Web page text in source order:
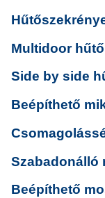
Multidoor
Side by side
Beépíthető
Szabadonálló
Beépíthető